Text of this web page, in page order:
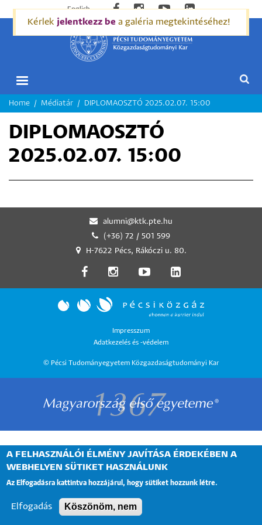
English
MORZSA
Home Médiatár DIPLOMAOSZTÓ 2025.02.07. 15:00
DIPLOMAOSZTÓ
2025.02.07. 15:00
Kérlek jelentkezz be a galéria megtekintéséhez!
alumni@ktk.pte.hu
(+36) 72 / 501 599
H-7622 Pécs, Rákóczi u. 80.
Impresszum
Adatkezelés és -védelem
© Pécsi Tudományegyetem Közgazdaságtudományi Kar
A FELHASZNÁLÓI ÉLMÉNY JAVÍTÁSA ÉRDEKÉBEN A
WEBHELYEN SÜTIKET HASZNÁLUNK
Az Elfogadásra kattintva hozzájárul, hogy sütiket hozzunk létre.
Elfogadás Köszönöm, nem